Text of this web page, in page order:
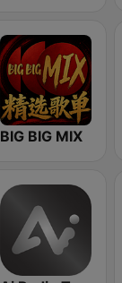
BIG BIG MIX